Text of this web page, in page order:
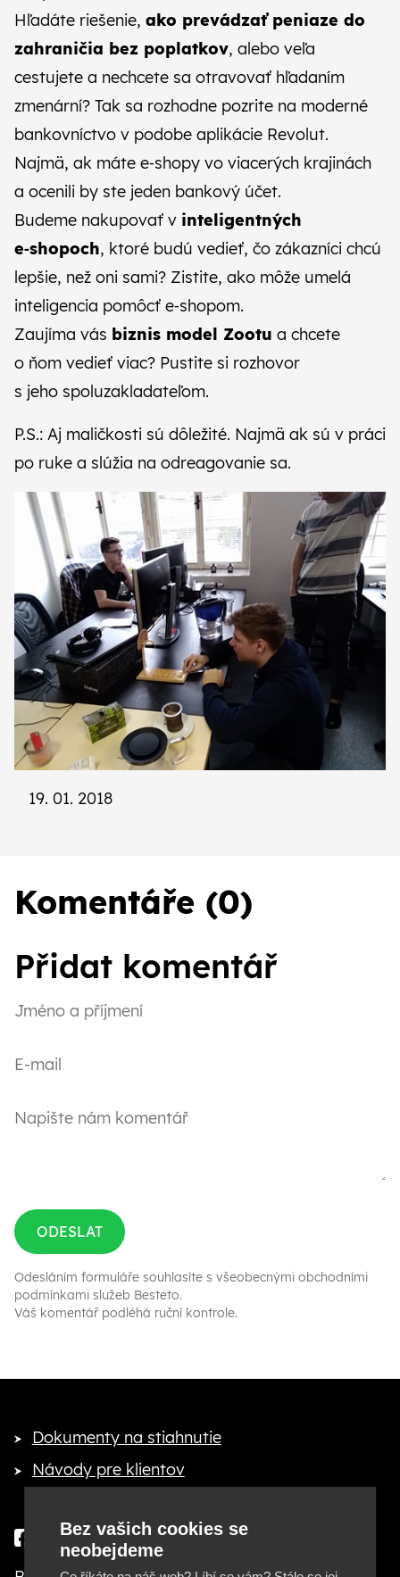
Bez vašich cookies se
neobejdeme
Hľadáte riešenie, ako prevádzať peniaze do
zahraničia bez poplatkov, alebo veľa
cestujete a nechcete sa otravovať hľadaním
zmenární? Tak sa rozhodne pozrite na moderné
bankovníctvo v podobe aplikácie Revolut.
Najmä, ak máte e‑shopy vo viacerých krajinách
a ocenili by ste jeden bankový účet.
Budeme nakupovať v inteligentných
e‑shopoch, ktoré budú vedieť, čo zákazníci chcú
lepšie, než oni sami? Zistite, ako môže umelá
inteligencia pomôcť e‑shopom.
Zaujíma vás biznis model Zootu a chcete
o ňom vedieť viac? Pustite si rozhovor
s jeho spoluzakladateľom.
P.S.: Aj maličkosti sú dôležité. Najmä ak sú v práci
po ruke a slúžia na odreagovanie sa.
19. 01. 2018
Komentáře (0)
Přidat komentář
ODESLAT
Odesláním formuláře souhlasíte s všeobecnými obchodními
podmínkami služeb Besteto.
Váš komentář podléhá ruční kontrole.
Dokumenty na stiahnutie
Návody pre klientov